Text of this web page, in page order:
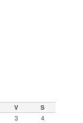
V S
3
4